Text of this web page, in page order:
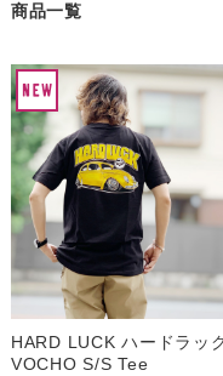
商品一覧
HARD LUCK ハードラッ
VOCHO S/S Tee